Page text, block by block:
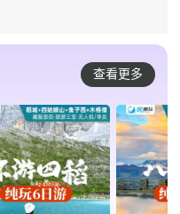
查看更多